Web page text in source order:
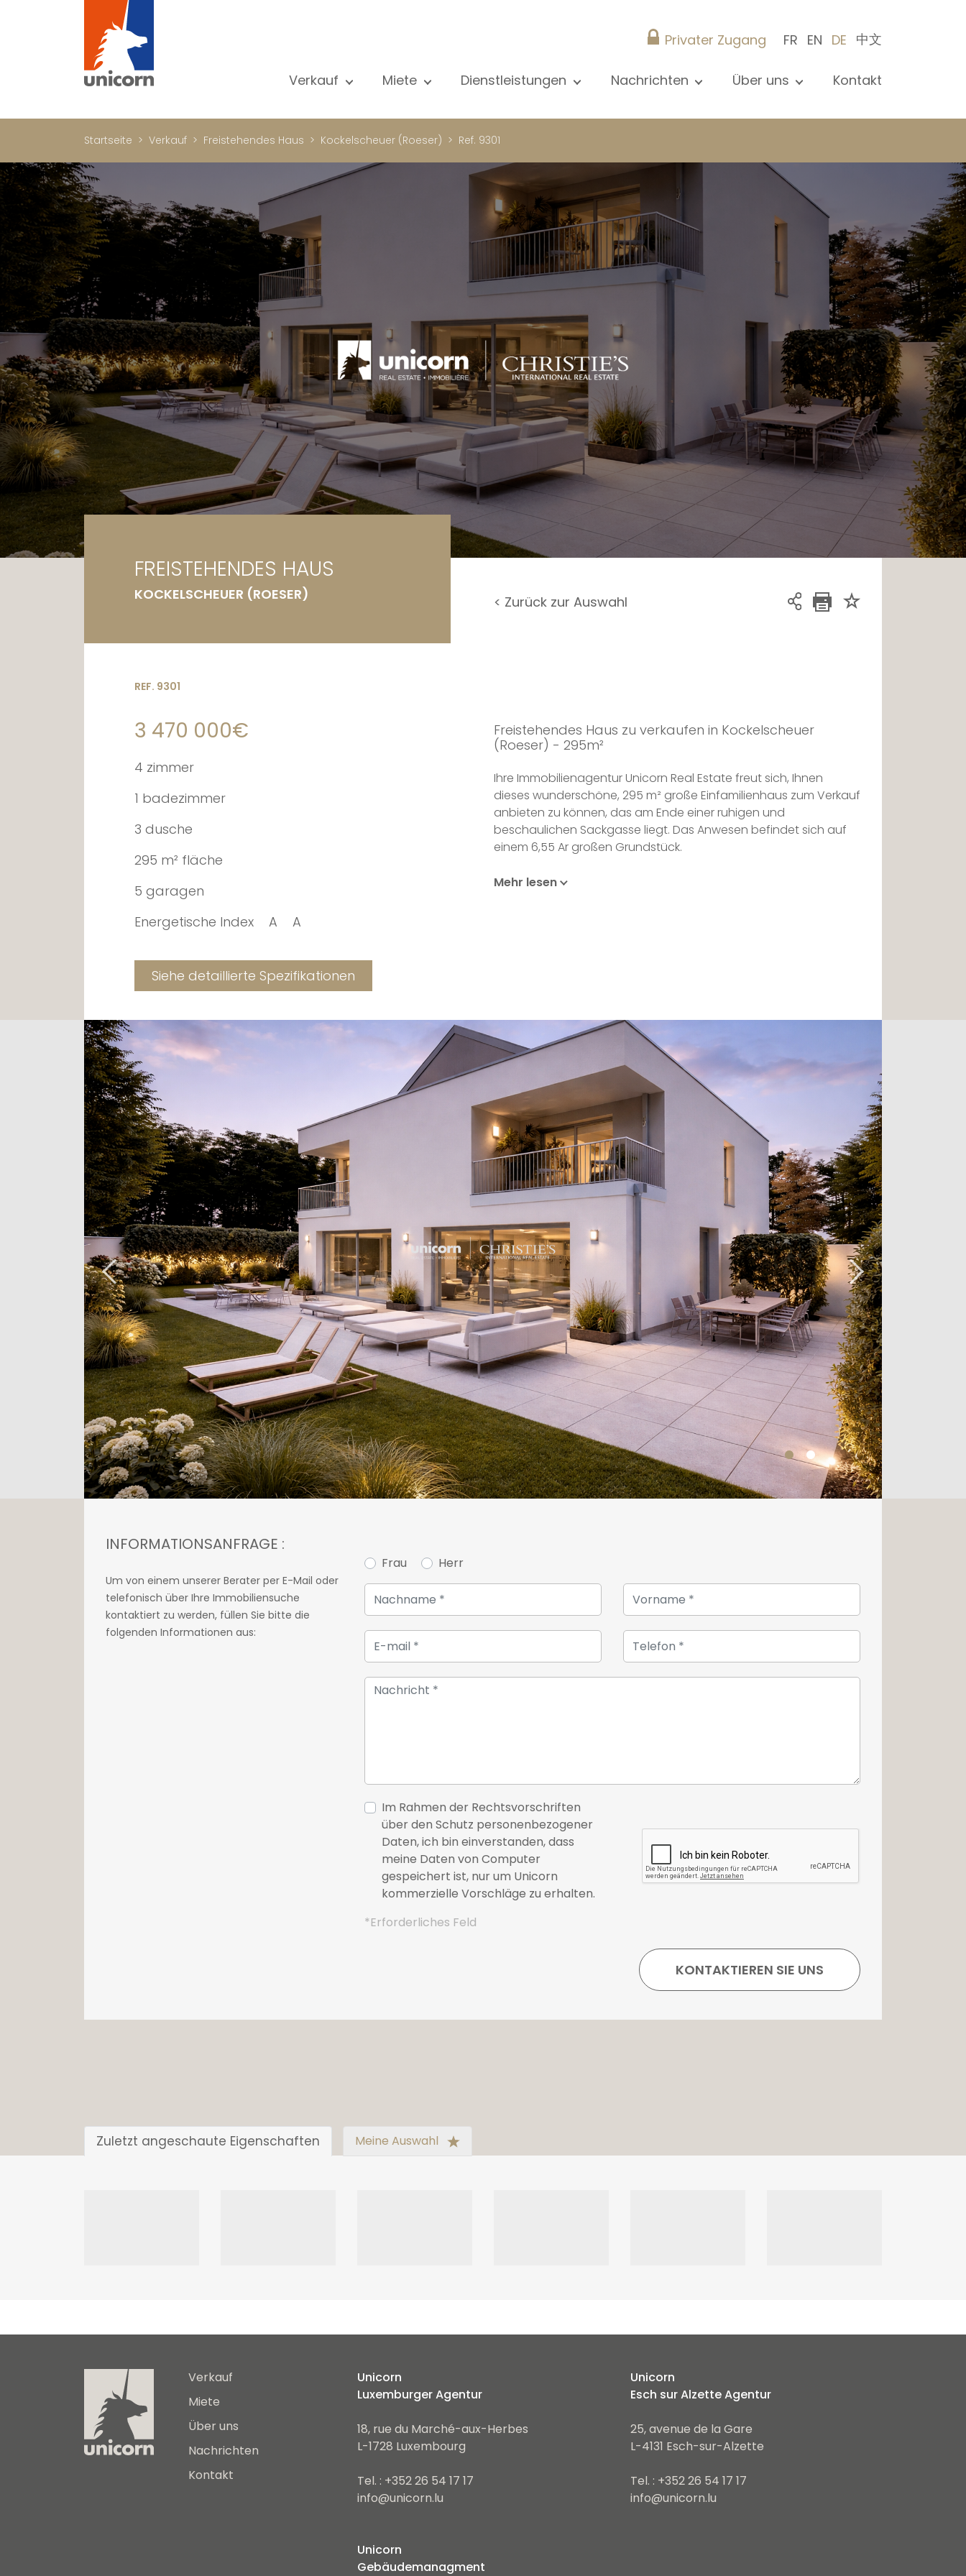
Privater Zugang FR EN DE 中文
Verkauf
Neubau
International
Büro
Geschäft
Garage / Parkplatz
Grundstück
Miete
Luxus-Immobilie
Garage / Parkplatz
Dienstleistungen
Suche
Privater zugang
Mietverwaltung
Gebäudemanagment
Nachrichten
Über uns
Tipps
Kontakt
Startseite Verkauf Freistehendes Haus Kockelscheuer (Roeser) Ref. 9301
FREISTEHENDES HAUS
KOCKELSCHEUER (ROESER) < Zurück zur Auswahl
REF. 9301
3 470 000€
4 zimmer
1 badezimmer
3 dusche
295 m² fläche
5 garagen
Energetische Index
A A
Siehe detaillierte Spezifikationen
Freistehendes Haus zu verkaufen in Kockelscheuer
(Roeser) - 295m²
Ihre Immobilienagentur Unicorn Real Estate freut sich, Ihnen
dieses wunderschöne, 295 m² große Einfamilienhaus zum Verkauf
anbieten zu können, das am Ende einer ruhigen und
beschaulichen Sackgasse liegt. Das Anwesen befindet sich auf
einem 6,55 Ar großen Grundstück.
Im Erdgeschoss führt Sie eine geräumige Eingangshalle in ein fast
Der Schlafbereich im ersten Stock verfügt über vier schöne
Schlafzimmer, darunter eine elegante Master-Suite mit
Ankleidezimmer und komplettem Badezimmer, die direkten
Zugang zu einer schönen Terrasse bietet. Zwei weitere
Duschbäder stehen für die anderen Schlafzimmer zur Verfügung.
Im Untergeschoss verfügt das Haus über eine Garage für 5 Autos,
einen großen Hauswirtschaftsraum, Kellerräume, darunter einen
Weinkeller, einen Fitnessraum und den Technikraum.
Ein seltener Vorteil: Das Haus verfügt über den Luxus eines
Aufzugs, der optimalen Komfort im Alltag garantiert.
Das Anwesen befindet sich in idealer Lage und profitiert von einer
ruhigen Umgebung, während es gleichzeitig in der Nähe der
Stadt und der wichtigsten Verkehrsachsen liegt.
Das Haus wird schlüsselfertig verkauft, inklusive Garten und
Innenausstattung.
Verfügbarkeit: in 8 Monaten.
Nicht vertraglich bindende Renderbilder.
Diese Anzeige ist auch auf dem Portal
loft verfügbar:
www.loft.lu
Mehr lesen
INFORMATIONSANFRAGE :
Um von einem unserer Berater per E-Mail oder
telefonisch über Ihre Immobiliensuche
kontaktiert zu werden, füllen Sie bitte die
folgenden Informationen aus:
Frau Herr
Im Rahmen der Rechtsvorschriften
über den Schutz personenbezogener
Daten, ich bin einverstanden, dass
meine Daten von Computer
gespeichert ist, nur um Unicorn
kommerzielle Vorschläge zu erhalten.
*Erforderliches Feld
Zuletzt angeschaute Eigenschaften Meine Auswahl
Verkauf
Miete
Über uns
Nachrichten
Kontakt
Unicorn
Luxemburger Agentur
18, rue du Marché-aux-Herbes
L-1728 Luxembourg
Tel. : +352 26 54 17 17
info@unicorn.lu
Unicorn
Esch sur Alzette Agentur
25, avenue de la Gare
L-4131 Esch-sur-Alzette
Tel. : +352 26 54 17 17
info@unicorn.lu
Unicorn
Gebäudemanagment